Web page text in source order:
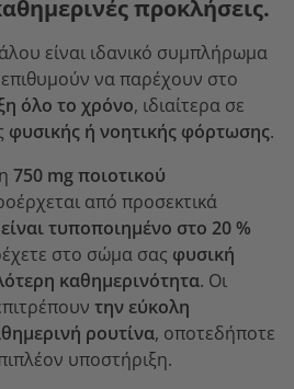
προκλήσεις.
είναι ιδανικό συμπλήρωμα
να παρέχουν στο
όλο το χρόνο, ιδιαίτερα σε
φυσικής ή νοητικής φόρτωσης.
750 mg ποιοτικού
από προσεκτικά
είναι τυποποιημένο στο 20 %
στο σώμα σας φυσική
καθημερινότητα. Οι
την εύκολη
ρουτίνα, οποτεδήποτε
υποστήριξη.